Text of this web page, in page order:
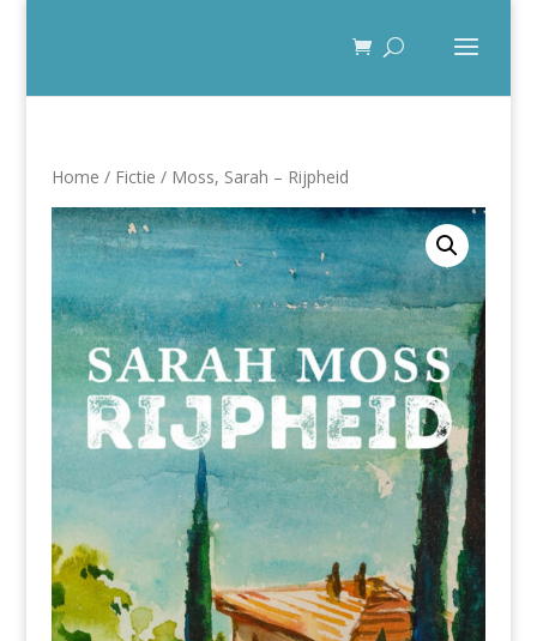
Home / Fictie / Moss, Sarah – Rijpheid